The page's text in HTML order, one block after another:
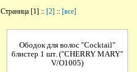
Страница [1] :: [2] :: [все]
Ободок для волос "Cocktail"
блистер 1 шт. ("CHERRY MARY"
V/O1005)